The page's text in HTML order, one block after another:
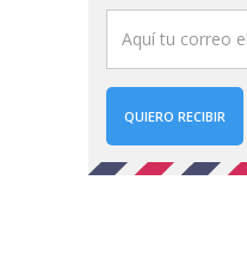
QUIERO RECIBIR